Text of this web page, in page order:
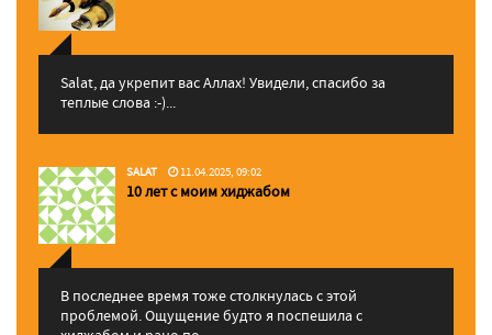
Salat, да укрепит вас Аллаx! Увидели, спасибо за
теплые слова :-)...
SALAT 11.04.2025, 09:02
10 лет с моим хиджабом
В последнее время тоже столкнулась с этой
проблемой. Ощущение будто я поспешила с